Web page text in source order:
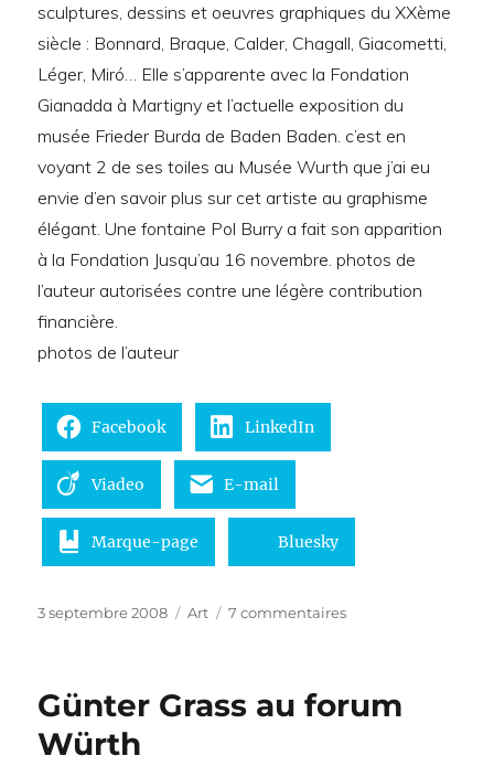
sculptures, dessins et oeuvres graphiques du XXème
siècle : Bonnard, Braque, Calder, Chagall, Giacometti,
Léger, Miró… Elle s’apparente avec la Fondation
Gianadda à Martigny et l’actuelle exposition du
musée Frieder Burda de Baden Baden. c’est en
voyant 2 de ses toiles au Musée Wurth que j’ai eu
envie d’en savoir plus sur cet artiste au graphisme
élégant. Une fontaine Pol Burry a fait son apparition
à la Fondation Jusqu’au 16 novembre. photos de
l’auteur autorisées contre une légère contribution
financière.
photos de l’auteur
Facebook LinkedIn
Viadeo E-mail
Marque-page Bluesky
Publié
3 septembre 2008 Catégories
Art 7 commentairessur
geste
Günter Grass au forum
Würth